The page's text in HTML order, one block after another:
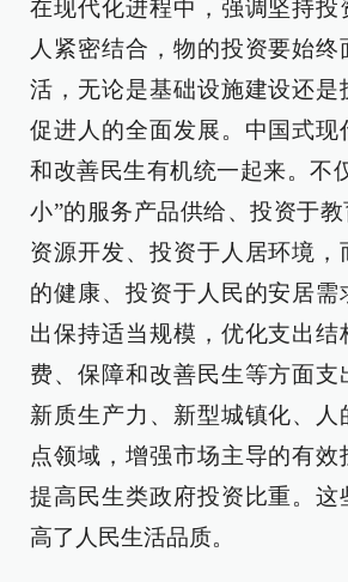
在现代化进程中，强调坚持投
人紧密结合，物的投资要始终
活，无论是基础设施建设还是
促进人的全面发展。中国式现
和改善民生有机统一起来。不
小”的服务产品供给、投资于
资源开发、投资于人居环境，
的健康、投资于人民的安居需
出保持适当规模，优化支出结
费、保障和改善民生等方面支
新质生产力、新型城镇化、人
点领域，增强市场主导的有效
提高民生类政府投资比重。这
高了人民生活品质。